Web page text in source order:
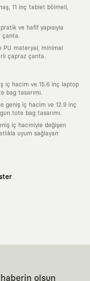
11 inç tablet bölmeli,
ve hafif yapısıyla
çanta.
materyal, minimal
çapraz çanta.
iç hacim ve 15.6 inç laptop
bag tasarımı.
geniş iç hacim ve 12.9 inç
tote bag tasarımı.
iç hacmiyle değişen
uyum sağlayan
hikayesini ve estetik
sanata tutkuyla bağlı
olsun